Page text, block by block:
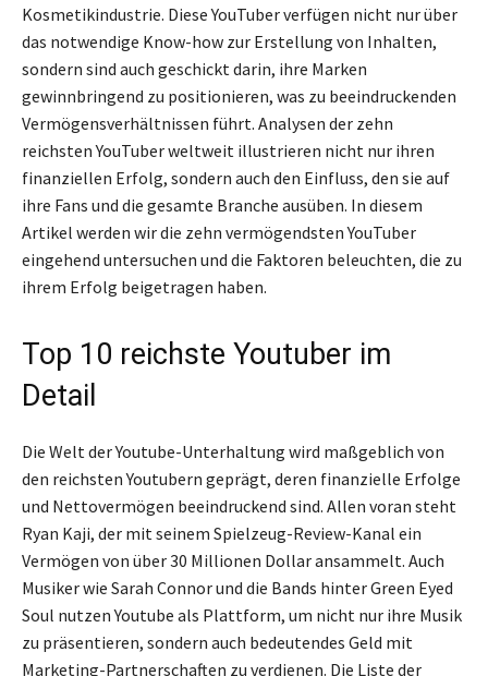
Kosmetikindustrie. Diese YouTuber verfügen nicht nur über
das notwendige Know-how zur Erstellung von Inhalten,
sondern sind auch geschickt darin, ihre Marken
gewinnbringend zu positionieren, was zu beeindruckenden
Vermögensverhältnissen führt. Analysen der zehn
reichsten YouTuber weltweit illustrieren nicht nur ihren
finanziellen Erfolg, sondern auch den Einfluss, den sie auf
ihre Fans und die gesamte Branche ausüben. In diesem
Artikel werden wir die zehn vermögendsten YouTuber
eingehend untersuchen und die Faktoren beleuchten, die zu
ihrem Erfolg beigetragen haben.
Top 10 reichste Youtuber im
Detail
Die Welt der Youtube-Unterhaltung wird maßgeblich von
den reichsten Youtubern geprägt, deren finanzielle Erfolge
und Nettovermögen beeindruckend sind. Allen voran steht
Ryan Kaji, der mit seinem Spielzeug-Review-Kanal ein
Vermögen von über 30 Millionen Dollar ansammelt. Auch
Musiker wie Sarah Connor und die Bands hinter Green Eyed
Soul nutzen Youtube als Plattform, um nicht nur ihre Musik
zu präsentieren, sondern auch bedeutendes Geld mit
Marketing-Partnerschaften zu verdienen. Die Liste der